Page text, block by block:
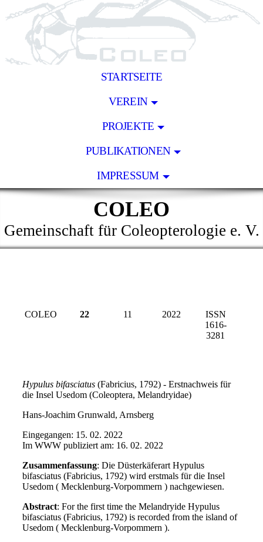
STARTSEITE
VEREIN
PROJEKTE
PUBLIKATIONEN
IMPRESSUM
COLEO
Gemeinschaft für Coleopterologie e. V.
COLEO 22 11 2022
ISSN
1616-
3281
Hypulus bifasciatus(Fabricius, 1792) - Erstnachweis für
die Insel Usedom (Coleoptera, Melandryidae)
Hans-Joachim Grunwald, Arnsberg
Eingegangen: 15. 02. 2022
Im WWW publiziert am: 16. 02. 2022
Zusammenfassung: Die Düsterkäferart Hypulus
bifasciatus (Fabricius, 1792) wird erstmals für die Insel
Usedom ( Mecklenburg-Vorpommern ) nachgewiesen.
Abstract: For the first time the Melandryide Hypulus
bifasciatus (Fabricius, 1792) is recorded from the island of
Usedom ( Mecklenburg-Vorpommern ).